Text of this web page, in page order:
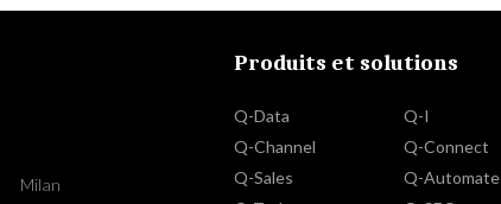
Milan
Produits et solutions
Q-Data
Q-Channel
Q-Sales
Q-I
Q-Connect
Q-Automate